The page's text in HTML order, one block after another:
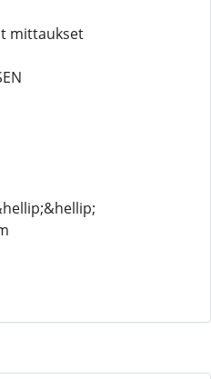
mittaukset